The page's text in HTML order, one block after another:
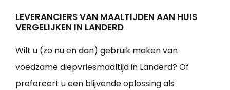
LEVERANCIERS VAN MAALTIJDEN AAN HUIS
VERGELIJKEN IN LANDERD
Wilt u (zo nu en dan) gebruik maken van
voedzame diepvriesmaaltijd in Landerd? Of
prefereert u een blijvende oplossing als